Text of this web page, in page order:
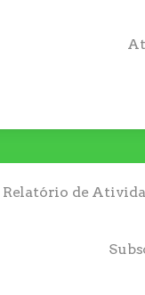
Relatório de